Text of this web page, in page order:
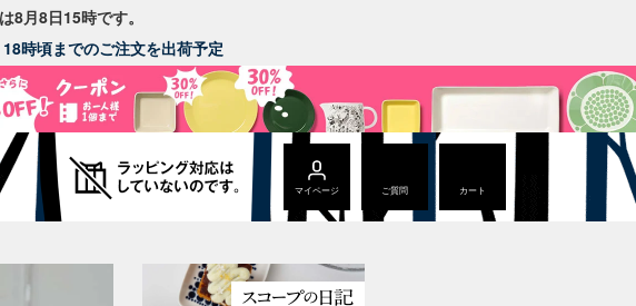
8月8日15時です。
時頃までのご注文を出荷予定
マイページ ご質問 カート